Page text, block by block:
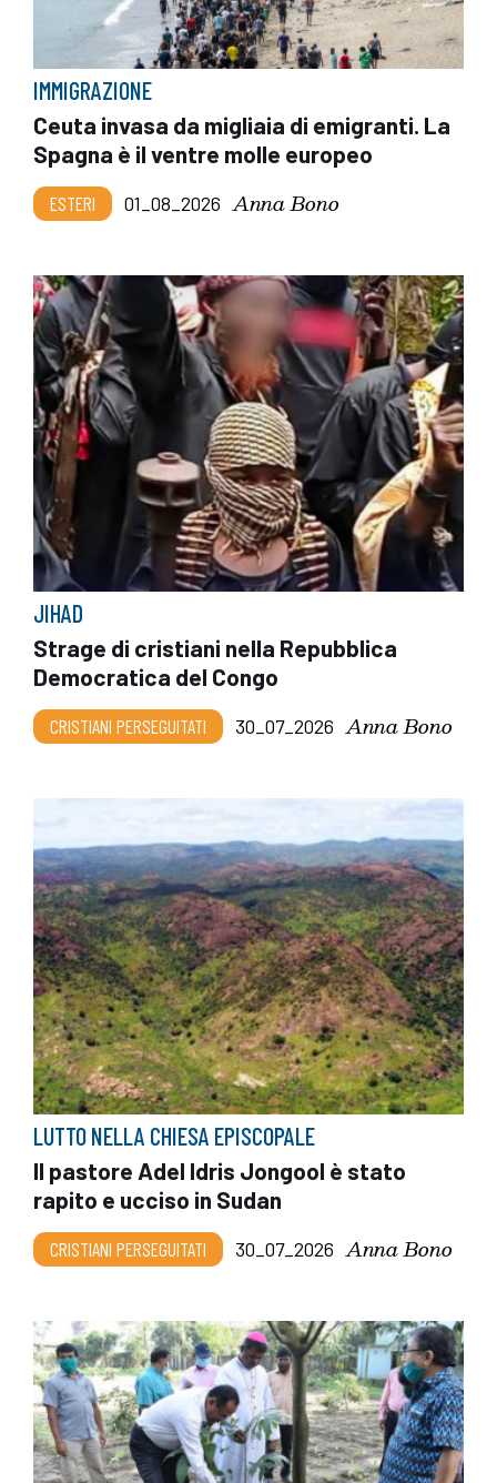
IMMIGRAZIONE
Ceuta invasa da migliaia di emigranti. La
Spagna è il ventre molle europeo
ESTERI 01_08_2026 Anna Bono
JIHAD
Strage di cristiani nella Repubblica
Democratica del Congo
CRISTIANI PERSEGUITATI 30_07_2026 Anna Bono
LUTTO NELLA CHIESA EPISCOPALE
Il pastore Adel Idris Jongool è stato
rapito e ucciso in Sudan
CRISTIANI PERSEGUITATI 30_07_2026 Anna Bono